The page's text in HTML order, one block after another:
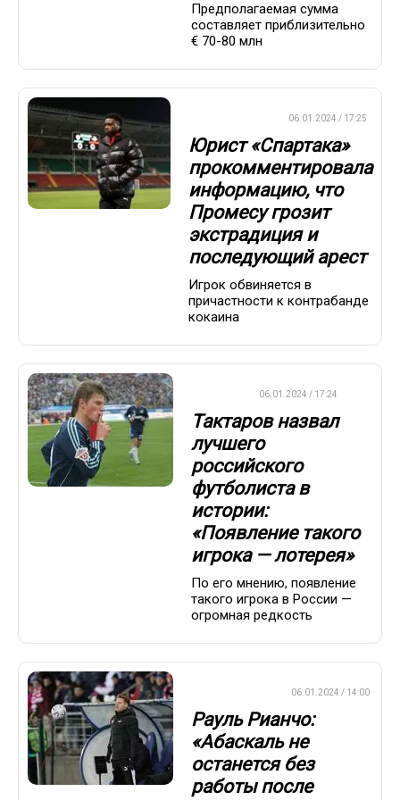
Предполагаемая сумма
составляет приблизительно
€ 70-80 млн
06.01.2024 / 17:25
Юрист «Спартака»
прокомментировала
информацию, что
Промесу грозит
экстрадиция и
последующий арест
Игрок обвиняется в
причастности к контрабанде
кокаина
06.01.2024 / 17:24
Тактаров назвал
лучшего
российского
футболиста в
истории:
«Появление такого
игрока — лотерея»
По его мнению, появление
такого игрока в России —
огромная редкость
06.01.2024 / 14:00
Рауль Рианчо:
«Абаскаль не
останется без
работы после